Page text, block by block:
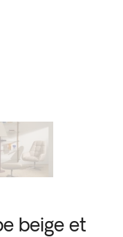
beige et